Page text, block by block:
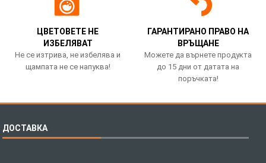
ЦВЕТОВЕТЕ НЕ
ИЗБЕЛЯВАТ
Не се изтрива, не избелява и
щампата не се напуква!
ГАРАНТИРАНО ПРАВО НА
ВРЪЩАНЕ
Можете да върнете продукта
до 15 дни от датата на
поръчката!
ДОСТАВКА